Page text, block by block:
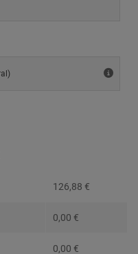
126,88 €
0,00 €
0,00 €